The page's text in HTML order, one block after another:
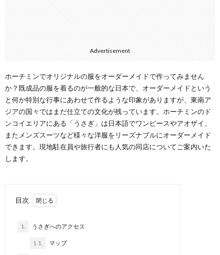
Advertisement
ホーチミンでオリジナルの服をオーダーメイドで作ってみません
か？既成品の服を着るのが一般的な日本で、オーダーメイドという
と何か特別な行事にあわせて作るような印象がありますが、東南ア
ジアの国々ではまだ仕立ての文化が残っています。ホーチミンのド
ンコイエリアにある「うさぎ」は日本語でワンピースやアオザイ、
またメンズスーツなど様々な洋服をリーズナブルにオーダーメイド
できます。現地駐在員や旅行者にも人気の同店についてご案内いた
します。
目次
1. うさぎへのアクセス
1.1. マップ